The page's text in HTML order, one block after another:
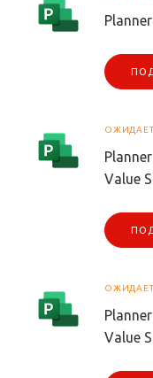
Value
Value